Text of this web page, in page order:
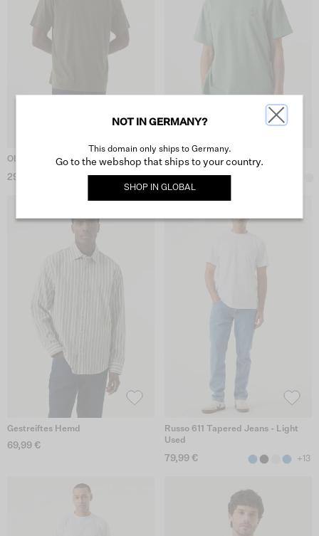
Olivgrünes T-Shirt
29,99 €
Mintgrünes T-Shirt
29,99 €
Gestreiftes Hemd
69,99 €
Russo 611 Tapered Jeans - Light
Used
79,99 € +13
NOT IN GERMANY?
This domain only ships to Germany.
Go to the webshop that ships to your country.
SHOP IN GLOBAL